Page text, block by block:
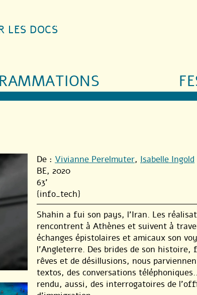
LES DOCS
De : Vivianne Perelmuter, Isabelle Ingold
BE, 2020
63'
{info_tech}
Shahin a fui son pays, l’Iran. Les
rencontrent à Athènes et suivent à
échanges épistolaires et amicaux son
l’Angleterre. Des brides de son histoire,
rêves et de désillusions, nous
textos, des conversations
rendu, aussi, des interrogatoires de